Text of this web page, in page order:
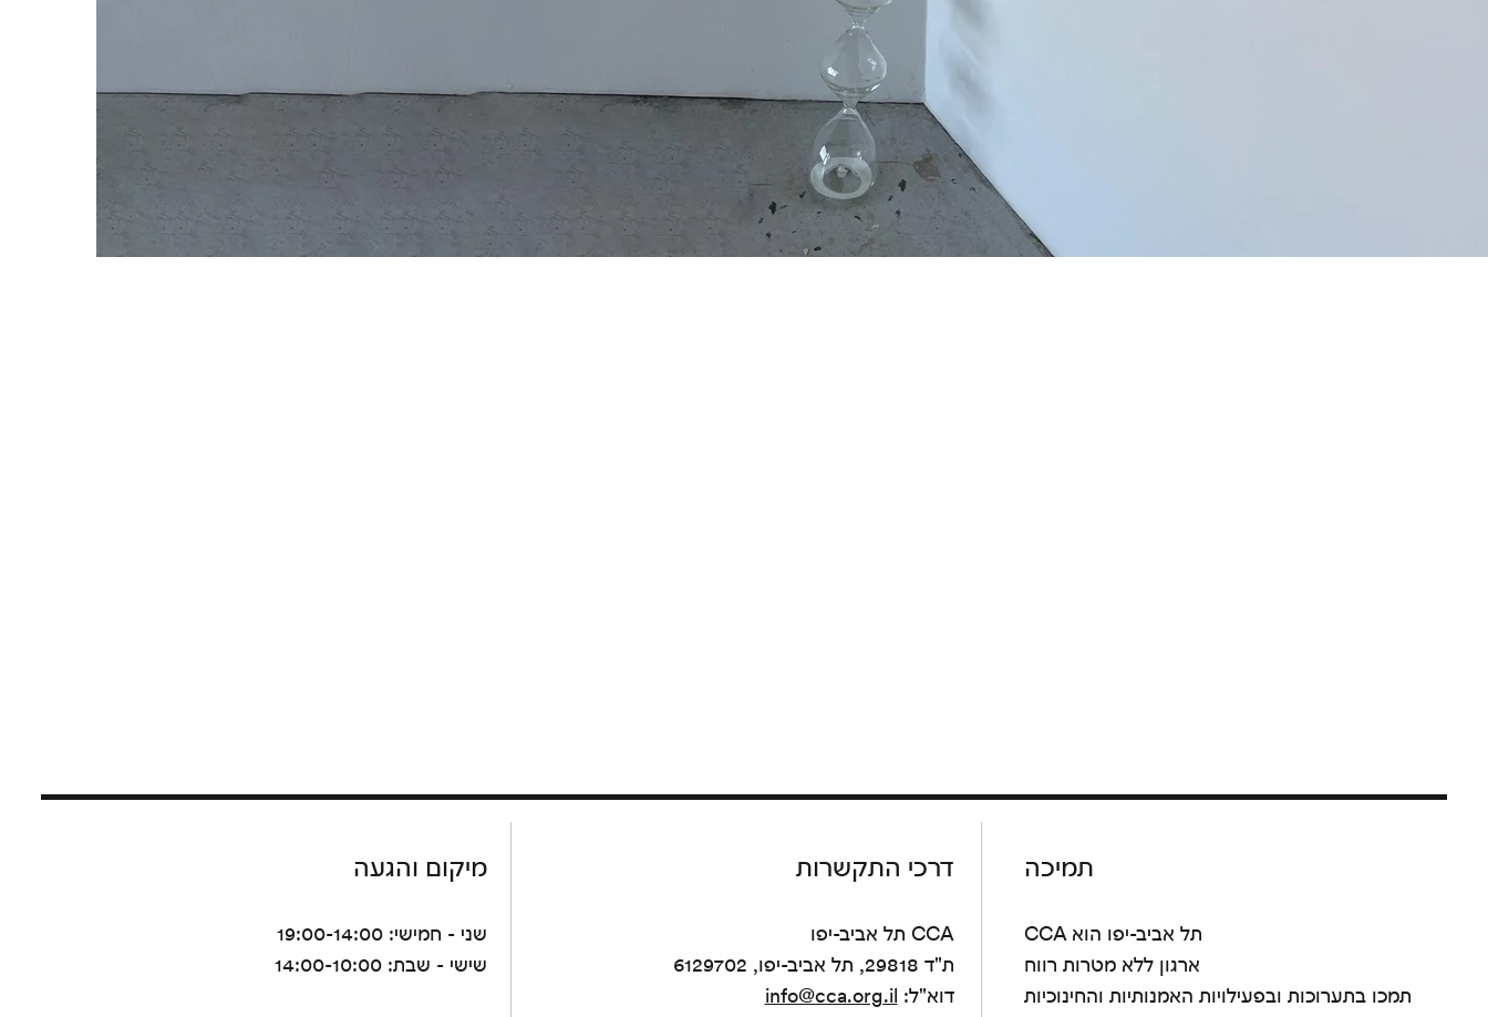
מיקום והגעה
שני - חמישי: 19:00-14:00
שישי - שבת: 14:00-10:00
דרכי התקשרות
CCA תל אביב-יפו
ת"ד 29818, תל אביב-יפו, 6129702
דוא"ל: info@cca.org.il
תמיכה
CCA תל אביב-יפו הוא
ארגון ללא מטרות רווח
תמכו בתערוכות ובפעילויות האמנותיות והחינוכיות